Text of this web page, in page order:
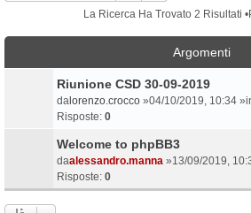
La Ricerca Ha Trovato 2 Risultati
Argomenti
Riunione CSD 30-09-2019
da lorenzo.crocco »04/10/2019, 10:34
Risposte: 0
Welcome to phpBB3
daalessandro.manna »13/09/2019,
Risposte: 0